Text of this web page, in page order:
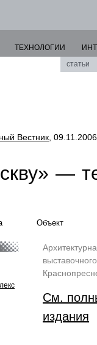
ТЕХНОЛОГИИ
статьи
Вестник ,
—
Объект
См.
издания